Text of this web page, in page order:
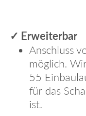
✓ Erweiterbar
Anschluss
möglich.
55
für das
ist.